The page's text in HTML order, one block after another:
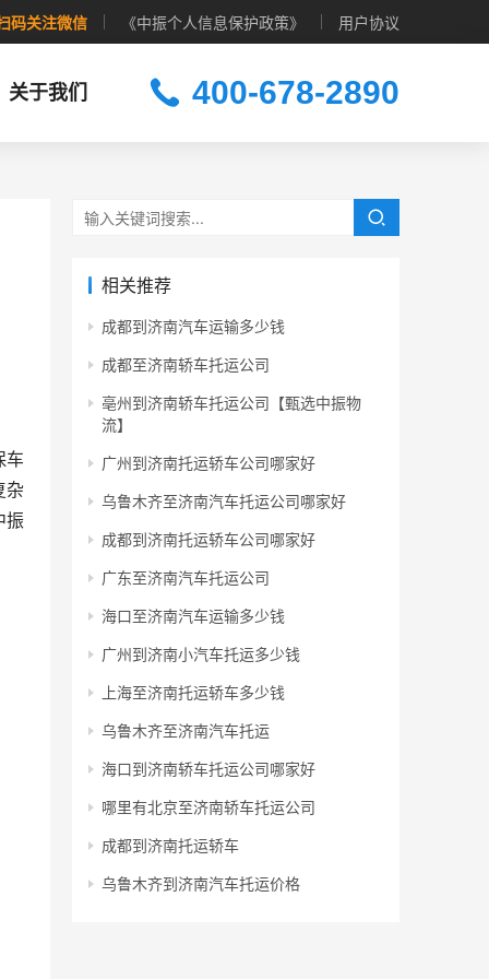
码关注微信 《中振个人信息保护政策》 用户协议
关于我们 400-678-2890
车
杂
振
相关推荐
成都到济南汽车运输多少钱
成都至济南轿车托运公司
亳州到济南轿车托运公司【甄选中振物
流】
广州到济南托运轿车公司哪家好
乌鲁木齐至济南汽车托运公司哪家好
成都到济南托运轿车公司哪家好
广东至济南汽车托运公司
海口至济南汽车运输多少钱
广州到济南小汽车托运多少钱
上海至济南托运轿车多少钱
乌鲁木齐至济南汽车托运
海口到济南轿车托运公司哪家好
哪里有北京至济南轿车托运公司
成都到济南托运轿车
乌鲁木齐到济南汽车托运价格